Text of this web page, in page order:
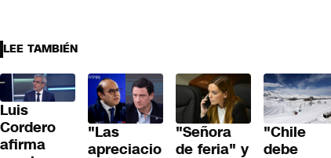
LEE TAMBIÉN
Luis
Cordero
afirma
"Las
apreciacio
"Señora
de feria" y
"Chile
debe